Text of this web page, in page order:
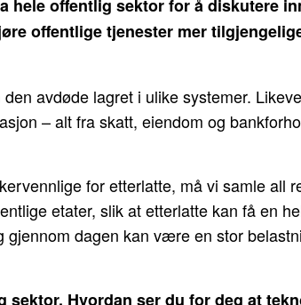
hele offentlig sektor for å diskutere
offentlige tjenester mer
avdøde lagret i ulike systemer.
– alt fra skatt, eiendom og
for etterlatte, må vi samle all
etater, slik at etterlatte kan få en
dagen kan være en stor
Hvordan ser du for deg at